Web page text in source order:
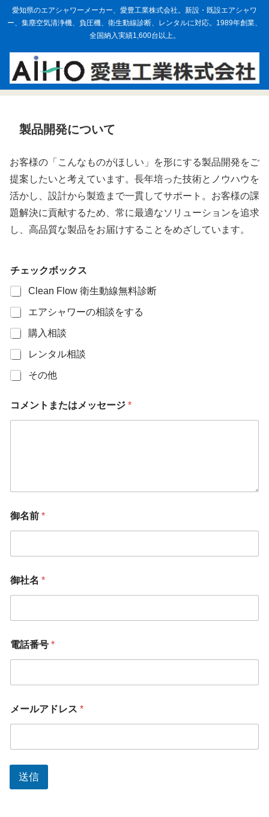
愛知県のエアシャワーメーカー、愛豊工業株式会社。新設・既設エアシャワ
ー、集塵空気清浄機、負圧機、衛生動線診断、レンタルに対応。1989年創業、
全国納入実績1,600台以上。
製品開発について
お客様の「こんなものがほしい」を形にする製品開発をご
提案したいと考えています。長年培った技術とノウハウを
活かし、設計から製造まで一貫してサポート。お客様の課
題解決に貢献するため、常に最適なソリューションを追求
し、高品質な製品をお届けすることをめざしています。
チェックボックス
Clean Flow 衛生動線無料診断
エアシャワーの相談をする
購入相談
レンタル相談
その他
コメントまたはメッセージ *
御名前 *
ー
ル
ス
コ
メ
ト
た
ー
ジ
*
御社名 *
電話番号 *
メールアドレス *
送信